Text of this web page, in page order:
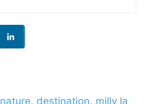
, destination, milly la